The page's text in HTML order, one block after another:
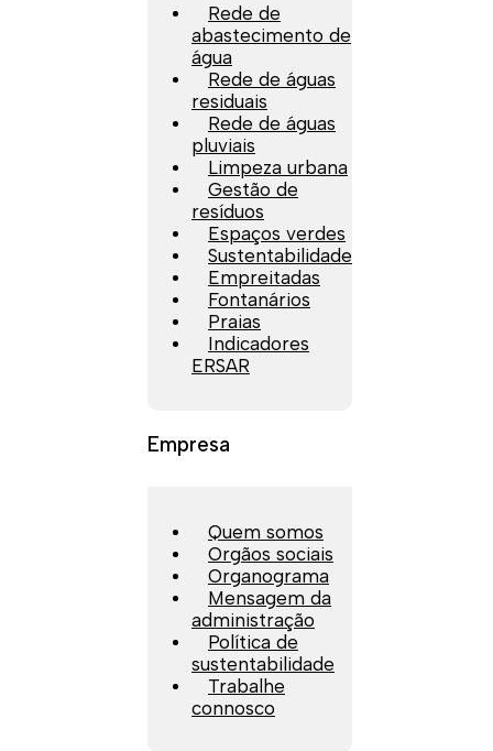
Rede de
abastecimento de
água
Rede de águas
residuais
Rede de águas
pluviais
Limpeza urbana
Gestão de
resíduos
Espaços verdes
Sustentabilidade
Empreitadas
Fontanários
Praias
Indicadores
ERSAR
Empresa
Quem somos
Orgãos sociais
Organograma
Mensagem da
administração
Política de
sustentabilidade
Trabalhe
connosco